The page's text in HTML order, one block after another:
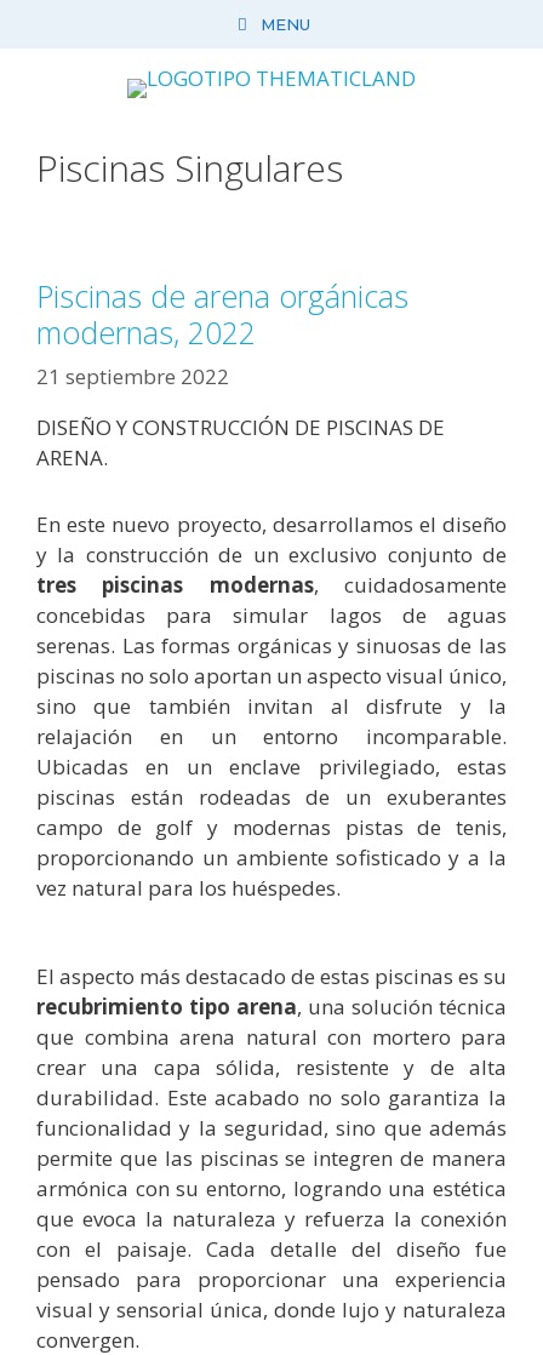
MENU
Piscinas Singulares
Piscinas de arena orgánicas
modernas, 2022
21 septiembre 2022
DISEÑO Y CONSTRUCCIÓN DE PISCINAS DE
ARENA.
En este nuevo proyecto, desarrollamos el diseño
y la construcción de un exclusivo conjunto de
tres piscinas modernas, cuidadosamente
concebidas para simular lagos de aguas
serenas. Las formas orgánicas y sinuosas de las
piscinas no solo aportan un aspecto visual único,
sino que también invitan al disfrute y la
relajación en un entorno incomparable.
Ubicadas en un enclave privilegiado, estas
piscinas están rodeadas de un exuberantes
campo de golf y modernas pistas de tenis,
proporcionando un ambiente sofisticado y a la
vez natural para los huéspedes.
El aspecto más destacado de estas piscinas es su
recubrimiento tipo arena, una solución técnica
que combina arena natural con mortero para
crear una capa sólida, resistente y de alta
durabilidad. Este acabado no solo garantiza la
funcionalidad y la seguridad, sino que además
permite que las piscinas se integren de manera
armónica con su entorno, logrando una estética
que evoca la naturaleza y refuerza la conexión
con el paisaje. Cada detalle del diseño fue
pensado para proporcionar una experiencia
visual y sensorial única, donde lujo y naturaleza
convergen.